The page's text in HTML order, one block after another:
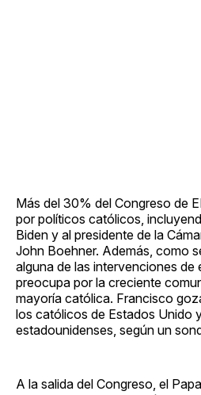
Más del 30% del Congreso de
por políticos católicos,
Biden y al presidente de la
John Boehner. Además, como
alguna de las intervenciones de
preocupa por la creciente
mayoría católica. Francisco
los católicos de Estados Unido
estadounidenses, según un
A la salida del Congreso, el